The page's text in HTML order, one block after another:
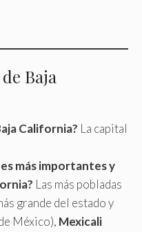
Baja
California? La capital
más importantes y
Las más pobladas
grande del estado y
México), Mexicali